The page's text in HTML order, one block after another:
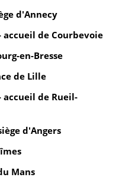
d'Annecy
accueil de Courbevoie
en-Bresse
de Lille
accueil de Rueil-
d'Angers
Mans